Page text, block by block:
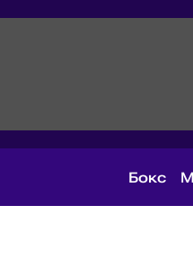
Бокс